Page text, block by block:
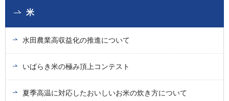
米
水田農業高収益化の推進について
いばらき米の極み頂上コンテスト
夏季高温に対応したおいしいお米の炊き方について